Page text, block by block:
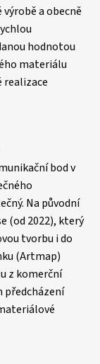
a obecně
hodnotou
materiálu
realizace
bod v
Na původní
(od 2022), který
tvorbu i do
(Artmap)
z komerční
předcházení